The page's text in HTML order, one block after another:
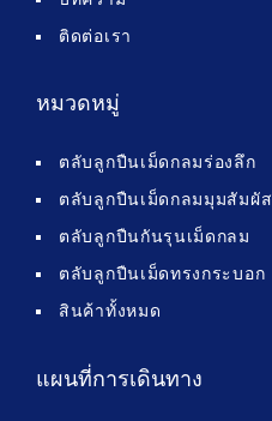
ติดต่อเรา
หมวดหมู่
ตลับลูกปืนเม็ดกลมร่องลึก
ตลับลูกปืนเม็ดกลมมุมสัมผัส
ตลับลูกปืนกันรุนเม็ดกลม
ตลับลูกปืนเม็ดทรงกระบอก
สินค้าทั้งหมด
แผนที่การเดินทาง